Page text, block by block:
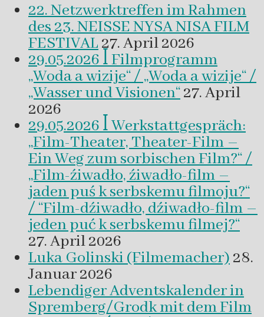
22. Netzwerktreffen im Rahmen
des 23. NEISSE NYSA NISA FILM
FESTIVAL27. April 2026
29.05.2026 ꟾ Filmprogramm
„Woda a wizije“ / „Woda a wizije“ /
„Wasser und Visionen“27. April
2026
29.05.2026 ꟾ Werkstattgespräch:
„Film-Theater, Theater-Film –
Ein Weg zum sorbischen Film?“ /
„Film-źiwadło, źiwadło-film –
jaden puś k serbskemu filmoju?“
/ “Film-dźiwadło, dźiwadło-film –
jeden puć k serbskemu filmej?“
27. April 2026
Luka Golinski (Filmemacher)28.
Januar 2026
Lebendiger Adventskalender in
Spremberg/Grodk mit dem Film